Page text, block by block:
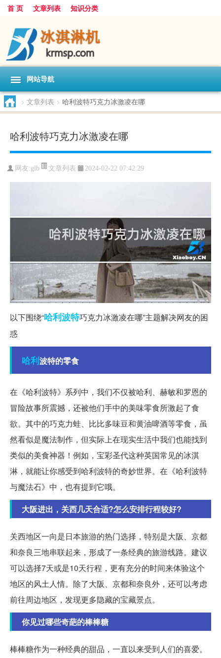
首 页 文章列表 知识分类
网站导航
> 文章列表 > 哈利波特巧克力冰激凌在哪
哈利波特巧克力冰激凌在哪
网友:glb 文章列表 2024-02-22 07:42:29
以下围绕“哈利波特巧克力冰激凌在哪”主题解决网友的困
惑
哈利波特的零食
在《哈利波特》系列中，我们不仅被哈利、赫敏和罗恩的
冒险故事所震撼，还被他们手中的美味零食所激起了食
欲。其中的巧克力蛙、比比多味豆和黄油啤酒等零食，虽
然看似是魔法制作，但实际上在现实生活中我们也能找到
类似的美食神器！例如，宝彩圣代这种英国常见的冰淇
淋，就能让你感受到哈利波特的奇妙世界。在《哈利波特
与魔法石》中，也有提到它哦。
大阪进出，关西几天合适?怎么安排行程较好?
关西地区一向是日本旅游的热门选择，特别是大阪、京都
和奈良三地串联起来，形成了一条经典的旅游线路。建议
可以选择7天或是10天行程，更有充分的时间来体验这个
地区的风土人情。除了大阪、京都和奈良外，还可以考虑
前往周边地区，发现更多隐藏的宝藏景点。
你见过哪些奇葩的棒棒糖
棒棒糖作为一种经典的甜品，一直以来受到人们的喜爱。